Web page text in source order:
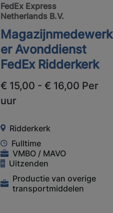
FedEx Express
Netherlands B.V.
Magazijnmedewerk
er Avonddienst
FedEx Ridderkerk
€ 15,00 - € 16,00 Per
uur
Ridderkerk
Fulltime
VMBO / MAVO
Uitzenden
Productie van overige
transportmiddelen